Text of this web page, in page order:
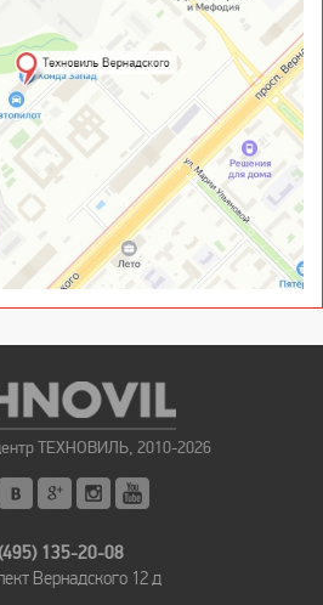
ТЕХНОВИЛЬ, 2010-2026
135-20-08
Вернадского 12 д